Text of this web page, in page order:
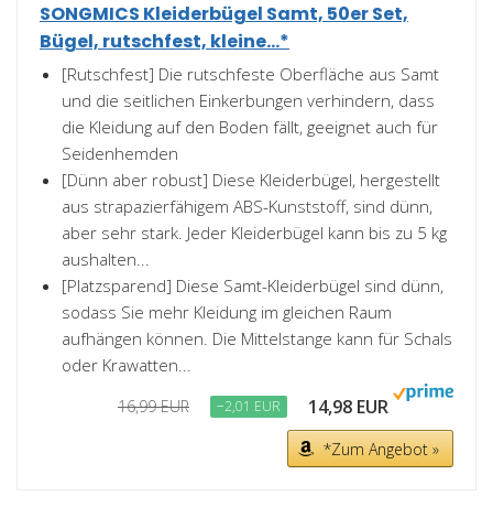
SONGMICS Kleiderbügel Samt, 50er Set,
Bügel, rutschfest, kleine...*
[Rutschfest] Die rutschfeste Oberfläche aus Samt
und die seitlichen Einkerbungen verhindern, dass
die Kleidung auf den Boden fällt, geeignet auch für
Seidenhemden
[Dünn aber robust] Diese Kleiderbügel, hergestellt
aus strapazierfähigem ABS-Kunststoff, sind dünn,
aber sehr stark. Jeder Kleiderbügel kann bis zu 5 kg
aushalten...
[Platzsparend] Diese Samt-Kleiderbügel sind dünn,
sodass Sie mehr Kleidung im gleichen Raum
aufhängen können. Die Mittelstange kann für Schals
oder Krawatten...
16,99 EUR −2,01 EUR 14,98 EUR
*Zum Angebot »